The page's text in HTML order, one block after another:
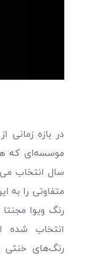
در بازه زمانی
موسسه‌ای که
سال انتخاب
انتخاب شده
رنگ‌های